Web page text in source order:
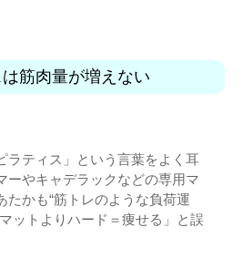
筋肉量が増えない
ラティス」という言葉をよく耳
ーやキャデラックなどの専用マ
たかも“筋トレのような負荷運
ットよりハード＝痩せる」と誤